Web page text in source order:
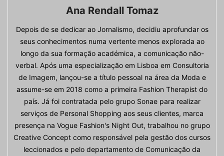
Ana Rendall Tomaz
Depois de se dedicar ao Jornalismo, decidiu aprofundar os
seus conhecimentos numa vertente menos explorada ao
longo da sua formação académica, a comunicação não-
verbal. Após uma especialização em Lisboa em Consultoria
de Imagem, lançou-se a título pessoal na área da Moda e
assume-se em 2018 como a primeira Fashion Therapist do
país. Já foi contratada pelo grupo Sonae para realizar
serviços de Personal Shopping aos seus clientes, marca
presença na Vogue Fashion's Night Out, trabalhou no grupo
Creative Concept como responsável pela gestão dos cursos
leccionados e pelo departamento de Comunicação da